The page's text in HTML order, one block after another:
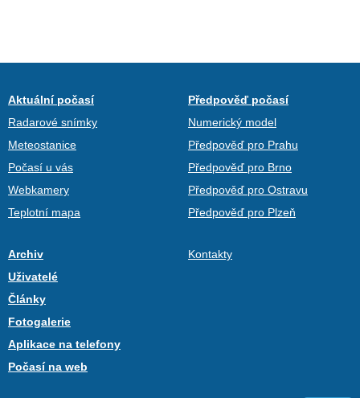
Aktuální počasí
Radarové snímky
Meteostanice
Počasí u vás
Webkamery
Teplotní mapa
Předpověď počasí
Numerický model
Předpověď pro Prahu
Předpověď pro Brno
Předpověď pro Ostravu
Předpověď pro Plzeň
Archiv
Uživatelé
Články
Fotogalerie
Aplikace na telefony
Počasí na web
Kontakty